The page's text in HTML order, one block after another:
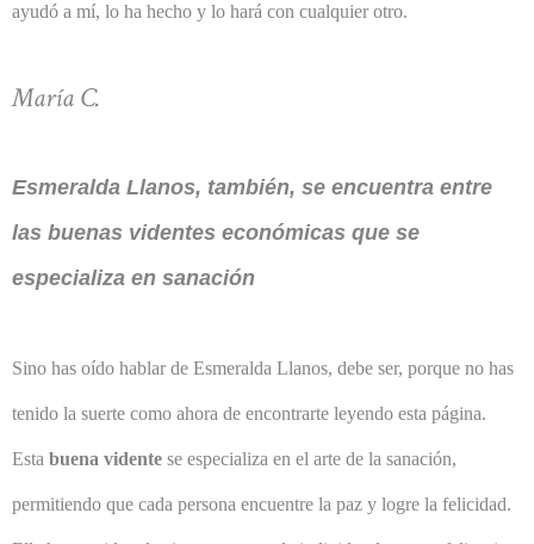
ayudó a mí, lo ha hecho y lo hará con cualquier otro.
María C.
Esmeralda Llanos, también, se encuentra entre
las buenas videntes económicas que se
especializa en sanación
Sino has oído hablar de Esmeralda Llanos, debe ser, porque no has
tenido la suerte como ahora de encontrarte leyendo esta página.
Esta buena vidente se especializa en el arte de la sanación,
permitiendo que cada persona encuentre la paz y logre la felicidad.